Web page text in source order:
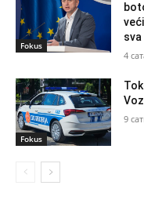
Fokus
4
Fokus
9